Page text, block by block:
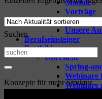
Module
Vorträge
TGI –
Unsere
Berufseinsteiger
Fortbildungen
Übersicht
Spring-
Webinare
Webinare
Suchen
Suchen
nach:
Konzepte für mehr Struktur